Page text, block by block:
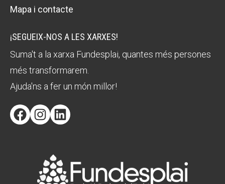
Mapa i contacte
¡SEGUEIX-NOS A LES XARXES!
Suma't a la xarxa Fundesplai, quantes més persones
més transformarem.
Ajuda'ns a fer un món millor!
FacebookInstagram
LinkedIn